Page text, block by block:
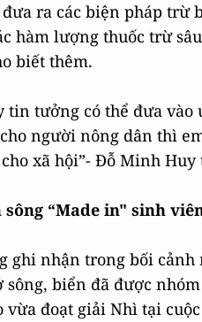
ra các biện pháp trừ
hàm lượng thuốc trừ
biết thêm.
tin tưởng có thể đưa
người nông dân thì
xã hội”- Đỗ Minh Huy
“Made in" sinh
ghi nhận trong bối
biển đã được
vừa đoạt giải Nhì tại